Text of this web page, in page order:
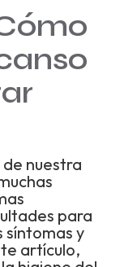
nuestra
para
síntomas y
artículo,